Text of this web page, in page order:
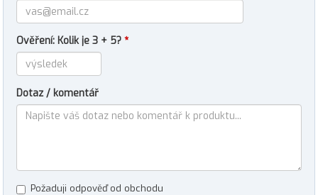
Ověření: Kolik je 3 + 5? *
Dotaz / komentář
Požaduji odpověď od obchodu